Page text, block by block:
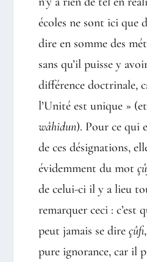
écoles ne sont ici que
dire en somme des
sans qu’il puisse y
différence doctrinale,
l’Unité est unique »
wâhidun). Pour ce qui
de ces désignations,
évidemment du mot
de celui-ci il y a lieu
remarquer ceci : c’est
peut jamais se dire çûfi
pure ignorance, car il